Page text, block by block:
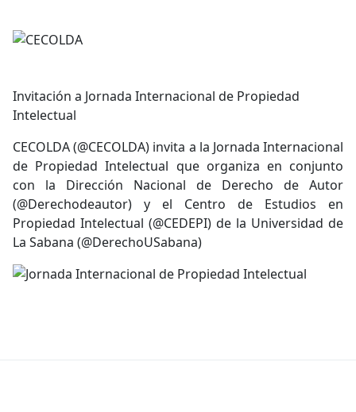
Invitación a Jornada Internacional de Propiedad
Intelectual
CECOLDA (@CECOLDA) invita a la Jornada Internacional
de Propiedad Intelectual que organiza en conjunto
con la Dirección Nacional de Derecho de Autor
(@Derechodeautor) y el Centro de Estudios en
Propiedad Intelectual (@CEDEPI) de la Universidad de
La Sabana (@DerechoUSabana)